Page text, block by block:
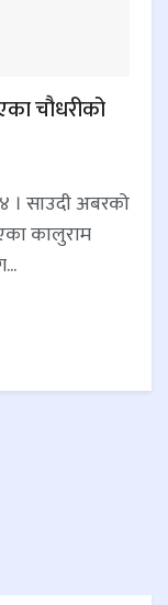
चौधरीको
। साउदी अबरको
कालुराम